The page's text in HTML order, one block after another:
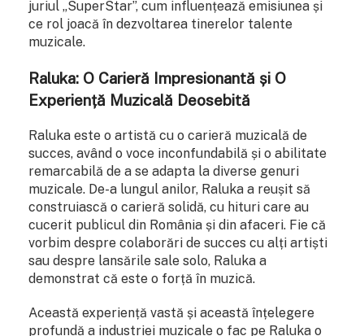
juriul „SuperStar”, cum influențează emisiunea și
ce rol joacă în dezvoltarea tinerelor talente
muzicale.
Raluka: O Carieră Impresionantă și O
Experiență Muzicală Deosebită
Raluka este o artistă cu o carieră muzicală de
succes, având o voce inconfundabilă și o abilitate
remarcabilă de a se adapta la diverse genuri
muzicale. De-a lungul anilor, Raluka a reușit să
construiască o carieră solidă, cu hituri care au
cucerit publicul din România și din afaceri. Fie că
vorbim despre colaborări de succes cu alți artiști
sau despre lansările sale solo, Raluka a
demonstrat că este o forță în muzică.
Această experiență vastă și această înțelegere
profundă a industriei muzicale o fac pe Raluka o